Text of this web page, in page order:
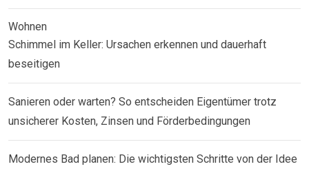
Wohnen
Schimmel im Keller: Ursachen erkennen und dauerhaft
beseitigen
Sanieren oder warten? So entscheiden Eigentümer trotz
unsicherer Kosten, Zinsen und Förderbedingungen
Modernes Bad planen: Die wichtigsten Schritte von der Idee